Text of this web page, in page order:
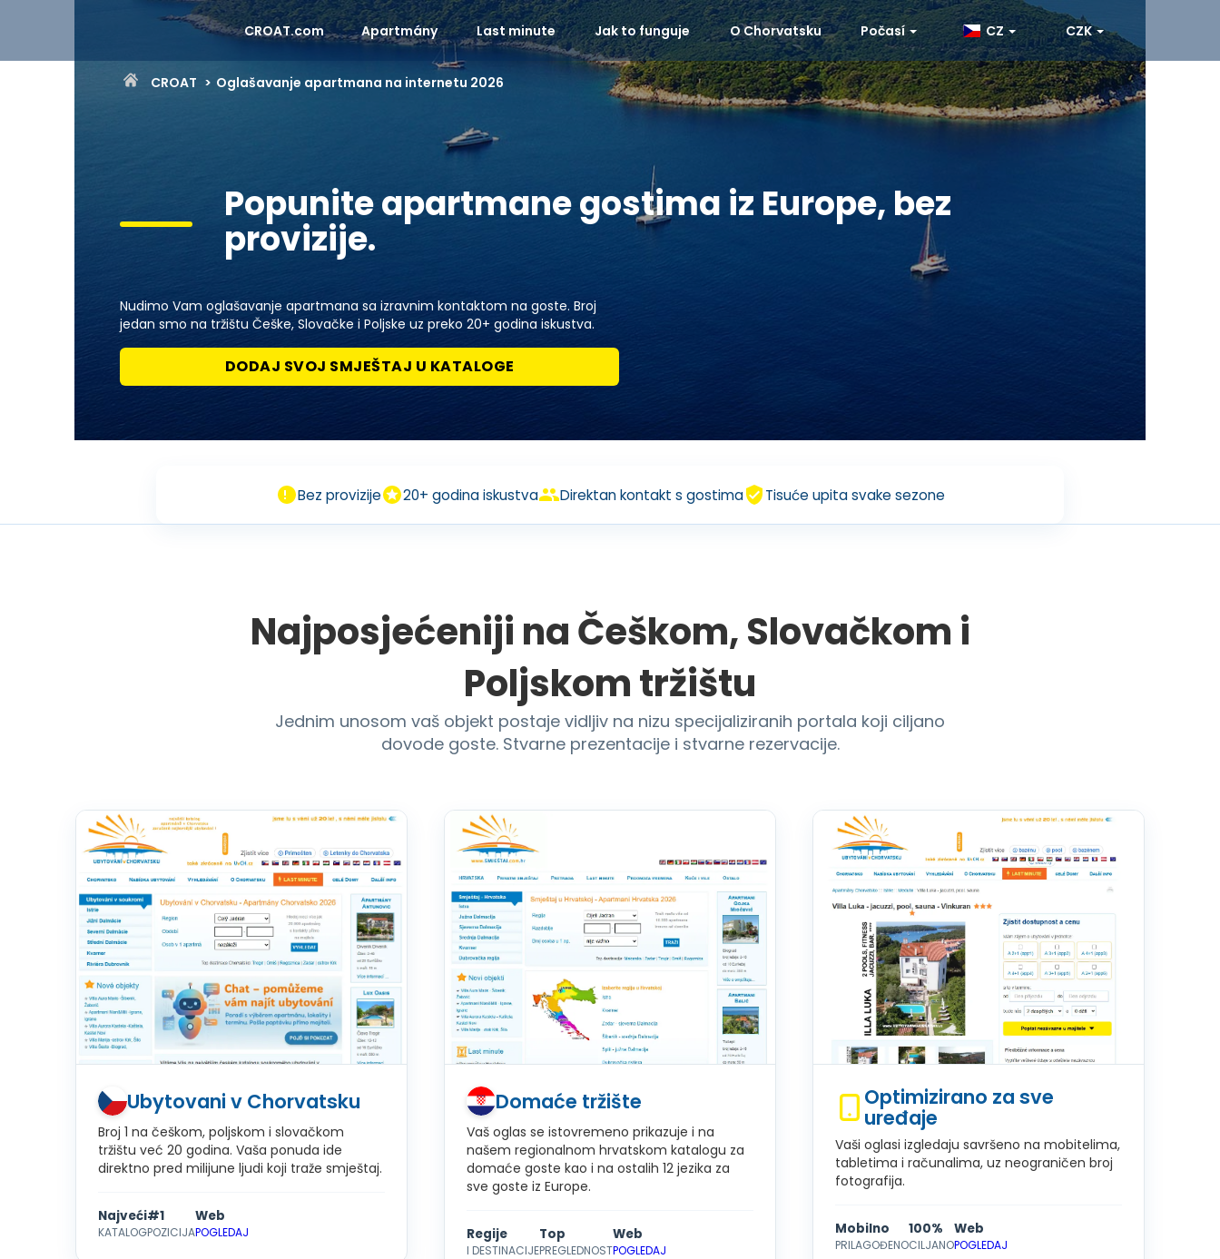
CROAT.com Apartmány Last minute Jak to funguje O Chorvatsku Počasí CZ CZK
CROAT Oglašavanje apartmana na internetu 2026
Popunite apartmane gostima iz Europe, bez
provizije.
Nudimo Vam oglašavanje apartmana sa izravnim kontaktom na goste. Broj
jedan smo na tržištu Češke, Slovačke i Poljske uz preko 20+ godina iskustva.
DODAJ SVOJ SMJEŠTAJ U KATALOGE
Bez provizije 20+ godina iskustva Direktan kontakt s gostima Tisuće upita svake sezone
Najposjećeniji na Češkom, Slovačkom i
Poljskom tržištu
Jednim unosom vaš objekt postaje vidljiv na nizu specijaliziranih portala koji ciljano
dovode goste. Stvarne prezentacije i stvarne rezervacije.
Ubytovani v Chorvatsku
Broj 1 na češkom, poljskom i slovačkom
tržištu već 20 godina. Vaša ponuda ide
direktno pred milijune ljudi koji traže smještaj.
Najveći
KATALOG
#1
POZICIJA
Web
POGLEDAJ
Domaće tržište
Vaš oglas se istovremeno prikazuje i na
našem regionalnom hrvatskom katalogu za
domaće goste kao i na ostalih 12 jezika za
sve goste iz Europe.
Regije
I DESTINACIJE
Top
PREGLEDNOST
Web
POGLEDAJ
Optimizirano za sve
uređaje
Vaši oglasi izgledaju savršeno na mobitelima,
tabletima i računalima, uz neograničen broj
fotografija.
Mobilno
PRILAGOĐENO
100%
CILJANO
Web
POGLEDAJ